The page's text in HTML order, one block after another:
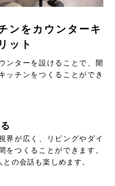
ンをカウンターキ
ット
ンターを設けることで、開
ッチンをつくることができ
界が広く、リビングやダイ
をつくることができます。
の会話も楽しめます。